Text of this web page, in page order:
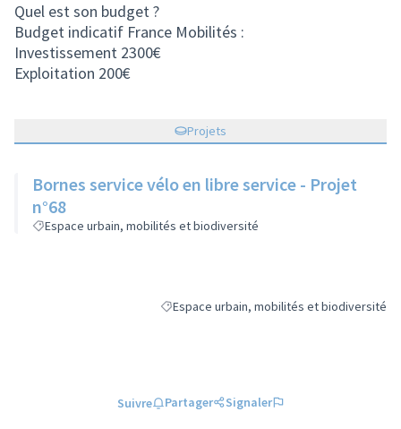
Quel est son budget ?
Budget indicatif France Mobilités :
Investissement 2300€
Exploitation 200€
Projets
Bornes service vélo en libre service - Projet
n°68
Espace urbain, mobilités et biodiversité
Filtrer les résultats de la catégorie :
Espace urbain, mobilités et biodiversité
Suivre Partager Signaler